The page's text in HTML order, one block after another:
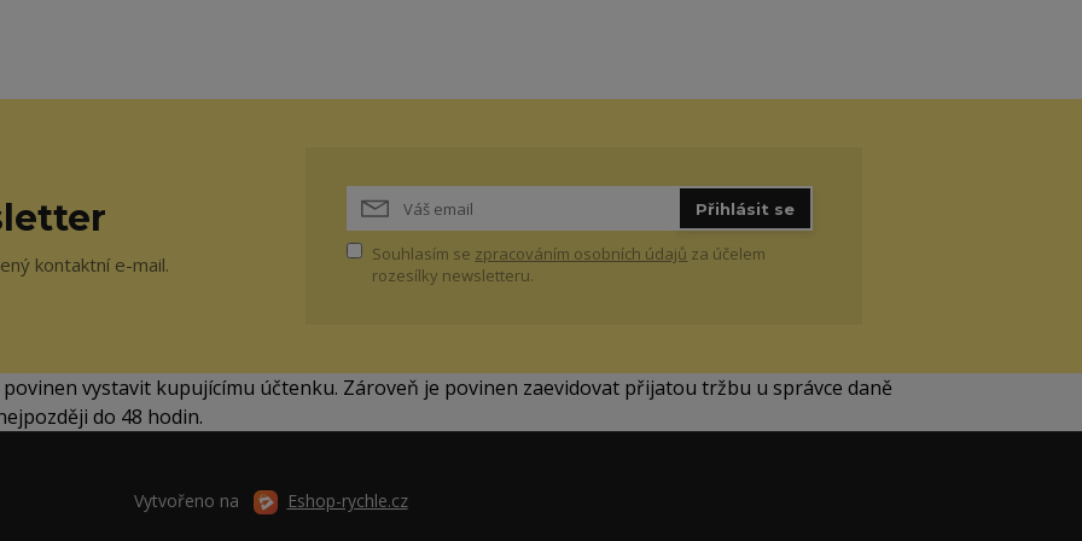
kontaktní e-mail.
Přihlásit se
Souhlasím se zpracováním osobních údajů za účelem
rozesílky newsletteru.
vystavit kupujícímu účtenku. Zároveň je povinen zaevidovat přijatou tržbu u správce daně
do 48 hodin.
Vytvořeno na Eshop-rychle.cz